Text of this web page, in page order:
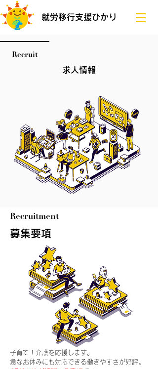
就労移行支援ひかり
Recruit
求人情報
Recruitment
募集要項
子育て！介護を応援します。
急なお休みにも対応できる働きやすさが好評。